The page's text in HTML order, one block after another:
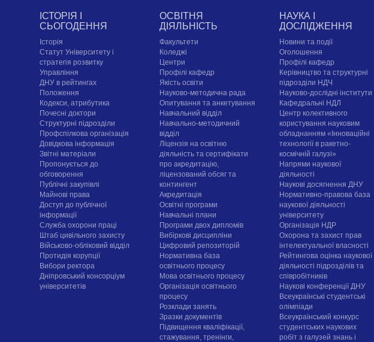
ІСТОРІЯ І
СЬОГОДЕННЯ
Історія
Статут Університету і
стратегія розвитку
Управління
ДНУ в рейтингах
Положення
Кодекси, атрибутика
Почесні доктори
Структурні підрозділи
Профспілкова організація
Довідкова інформація
Звітні матеріали
Пропонується до
обговорення
Публічні закупівлі
Майнові права
Доступ до публічної
інформації
Служба охорони праці
Штаб цивільного захисту
Військово-обліковий відділ
Протидія корупції
Вибори ректора
Дніпровський консорціум
університетів
ОСВІТНЯ
ДІЯЛЬНІСТЬ
Факультети
Коледжі
Центри
Профілі кафедр
Якість освіти
Науково-методична рада
Опитування та анкетування
Навчальний відділ
Навчально-методичний
відділ
Ліцензія на освітню
діяльність та сертифікати
про акредитацію,
ліцензований обсяг та
контингент
Акредитація
Освітні програми
Навчальні плани
Програми двох дипломів
Вибіркові дисципліни
Цифровий репозиторій
Нормативна база
освітнього процесу
Мова освітнього процесу
Організація освітнього
процесу
Розклади занять
Зразки документів
Підвищення кваліфікації,
стажування, тренінги,
НАУКА І
ДОСЛІДЖЕННЯ
Новини та події
Оголошення
Профілі кафедр
Керівництво та структурні
підрозділи НДЧ
Науково-дослідні інститути
Кафедральні НДЛ
Центр колективного
користування науковим
обладнанням «Інноваційні
технології в ракетно-
космічній галузі»
Напрями наукової
діяльності
Наукові досягнення ДНУ
Нормативно-правова база
наукової діяльності
університету
Організація НДР
Охорона та захист прав
інтелектуальної власності
Рейтингова оцінка наукової
діяльності підрозділів та
співробітників
Наукові конференції ДНУ
Всеукраїнські студентські
олімпіади
Всеукраїнський конкурс
студентських наукових
робіт з галузей знань і